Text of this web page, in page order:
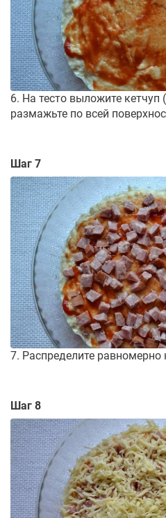
6. На тесто выложите
размажьте по всей
Шаг 7
7. Распределите равномерно
Шаг 8